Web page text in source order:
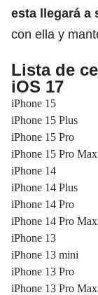
esta llegará a
con ella y
Lista de
iOS 17
iPhone 15
iPhone 15 Plus
iPhone 15 Pro
iPhone 15 Pro Max
iPhone 14
iPhone 14 Plus
iPhone 14 Pro
iPhone 14 Pro Max
iPhone 13
iPhone 13 mini
iPhone 13 Pro
iPhone 13 Pro Max